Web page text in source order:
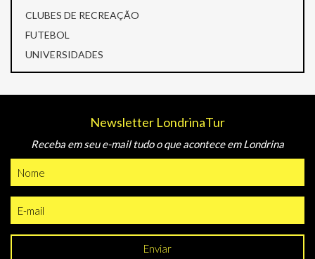
CLUBES DE RECREAÇÃO
FUTEBOL
UNIVERSIDADES
Newsletter LondrinaTur
Receba em seu e-mail tudo o que acontece em Londrina
Enviar